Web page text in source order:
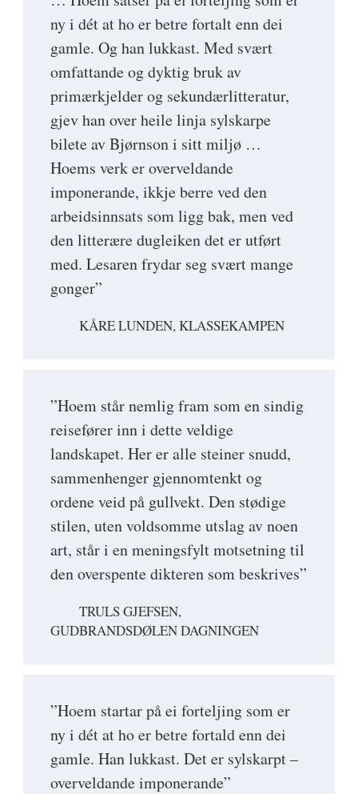
ny i dét at ho er betre fortalt enn dei
gamle. Og han lukkast. Med svært
omfattande og dyktig bruk av
primærkjelder og sekundærlitteratur,
gjev han over heile linja sylskarpe
bilete av Bjørnson i sitt miljø …
Hoems verk er overveldande
imponerande, ikkje berre ved den
arbeidsinnsats som ligg bak, men ved
den litterære dugleiken det er utført
med. Lesaren frydar seg svært mange
gonger”
KÅRE LUNDEN, KLASSEKAMPEN
”Hoem står nemlig fram som en sindig
reisefører inn i dette veldige
landskapet. Her er alle steiner snudd,
sammenhenger gjennomtenkt og
ordene veid på gullvekt. Den stødige
stilen, uten voldsomme utslag av noen
art, står i en meningsfylt motsetning til
den overspente dikteren som beskrives”
TRULS GJEFSEN,
GUDBRANDSDØLEN DAGNINGEN
”Hoem startar på ei forteljing som er
ny i dét at ho er betre fortald enn dei
gamle. Han lukkast. Det er sylskarpt –
overveldande imponerande”